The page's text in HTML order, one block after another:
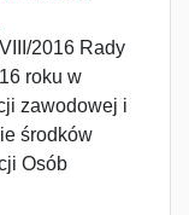
2016 Rady
roku w
zawodowej i
środków
Osób